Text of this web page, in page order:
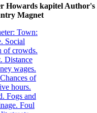
Howards kapitel
Magnet